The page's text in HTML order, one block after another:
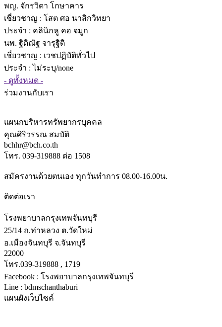
พญ. จักรวิดา โกษาคาร
เชี่ยวชาญ : โสต ศอ นาสิกวิทยา
ประจำ : คลินิกหู คอ จมูก
นพ. ฐิติณัฐ จารุฐิติ
เชี่ยวชาญ : เวชปฏิบัติทั่วไป
ประจำ : ไม่ระบุ/none
- ดูทั้งหมด -
ร่วมงานกับเรา
แผนกบริหารทรัพยากรบุคคล
คุณศิริวรรณ สมบัติ
bchhr@bch.co.th
โทร. 039-319888 ต่อ 1508
สมัครงานด้วยตนเอง ทุกวันทำการ 08.00-16.00น.
ติดต่อเรา
โรงพยาบาลกรุงเทพจันทบุรี
25/14 ถ.ท่าหลวง ต.วัดใหม่
อ.เมืองจันทบุรี จ.จันทบุรี
22000
โทร.039-319888 , 1719
Facebook : โรงพยาบาลกรุงเทพจันทบุรี
Line : bdmschanthaburi
แผนผังเว็บไซค์